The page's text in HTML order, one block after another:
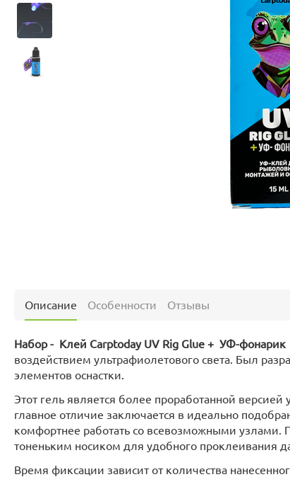
Описание Особенности Отзывы
Набор - Клей Carptoday UV Rig Glue + УФ-фонарик
воздействием ультрафиолетового света. Был
элементов оснастки.
Этот гель является более проработанной
главное отличие заключается в идеально
комфортнее работать со всевозможными узлами.
тоненьким носиком для удобного проклеивания
Время фиксации зависит от количества